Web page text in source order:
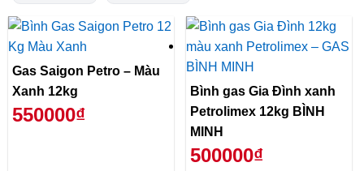
Gas Saigon Petro – Màu
Xanh 12kg
550000₫
Bình gas Gia Đình xanh
Petrolimex 12kg BÌNH
MINH
500000₫